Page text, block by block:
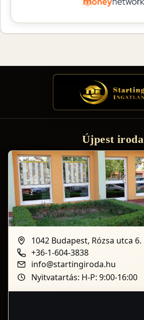
Újpest iroda
1042 Budapest, Rózsa utca 6.
+36-1-604-3838
info@startingiroda.hu
Nyitvatartás: H-P: 9:00-16:00